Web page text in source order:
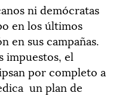
ni demócratas
en los últimos
en sus campañas.
impuestos, el
por completo a
un plan de